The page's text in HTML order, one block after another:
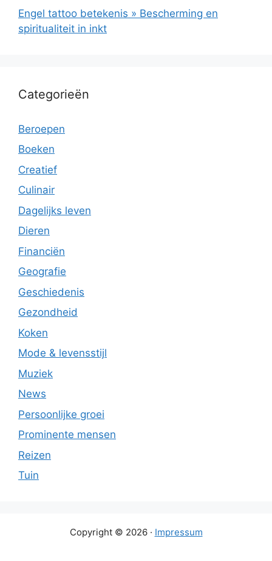
Engel tattoo betekenis » Bescherming en
spiritualiteit in inkt
Categorieën
Beroepen
Boeken
Creatief
Culinair
Dagelijks leven
Dieren
Financiën
Geografie
Geschiedenis
Gezondheid
Koken
Mode & levensstijl
Muziek
News
Persoonlijke groei
Prominente mensen
Reizen
Tuin
Copyright © 2026 · Impressum